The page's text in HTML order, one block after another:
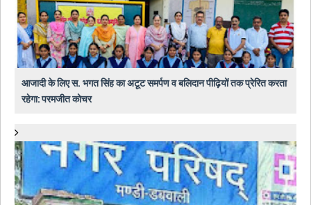
आजादी के लिए स. भगत सिंह का अटूट समर्पण व बलिदान पीढ़ियों तक प्रेरित करता
रहेगा: परमजीत कोचर